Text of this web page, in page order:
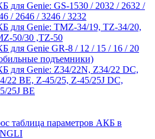
для Genie: GS-1530 / 2032 / 2632 /
/ 2646 / 3246 / 3232
для Genie: TMZ-34/19, TZ-34/20,
50/30 ,TZ-50
для Genie GR-8 / 12 / 15 / 16 / 20
подъемники)
для Genie: Z34/22N, Z34/22 DC,
22 BE, Z-45/25, Z-45/25J DC,
25J BE
таблица параметров АКБ в